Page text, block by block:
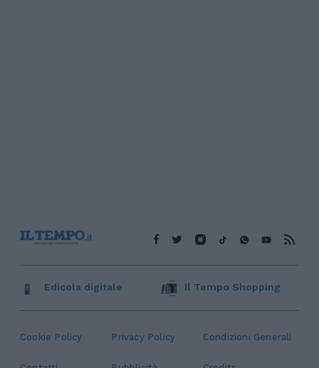
Cookie Policy Privacy Policy Condizioni Generali
Edicola digitale Il Tempo Shopping